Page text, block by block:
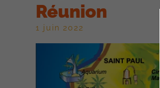
Réunion
1 juin 2022